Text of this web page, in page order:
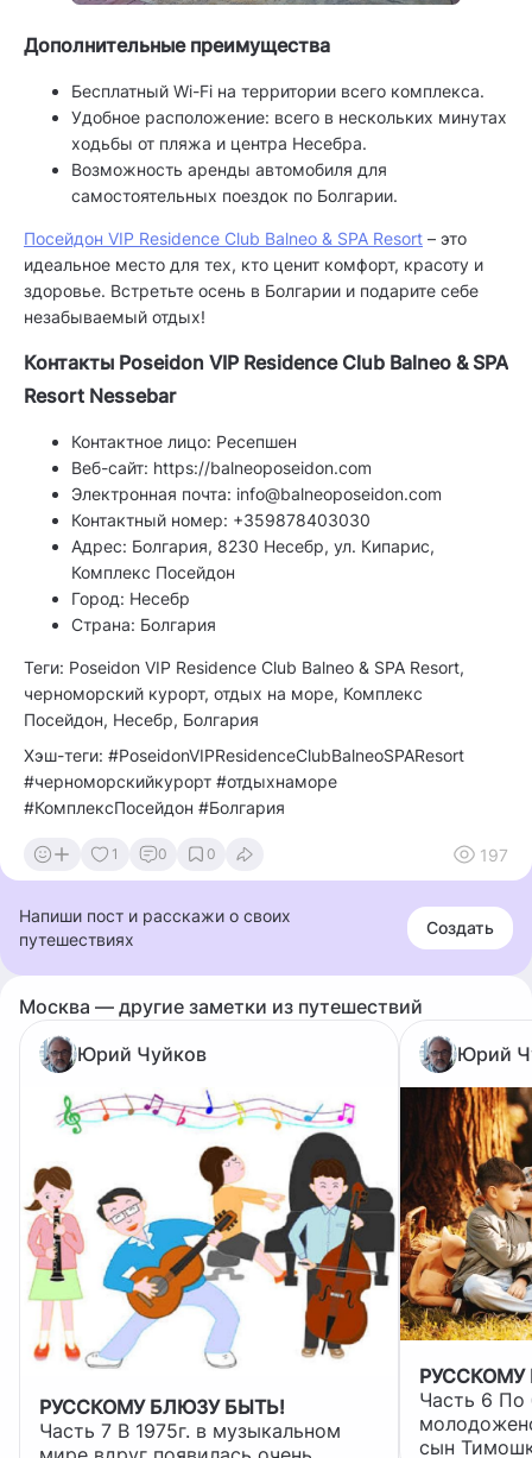
Дополнительные преимущества
Бесплатный Wi-Fi на территории всего комплекса.
Удобное расположение: всего в нескольких минутах
ходьбы от пляжа и центра Несебра.
Возможность аренды автомобиля для
самостоятельных поездок по Болгарии.
Посейдон VIP Residence Club Balneo & SPA Resort – это
идеальное место для тех, кто ценит комфорт, красоту и
здоровье. Встретьте осень в Болгарии и подарите себе
незабываемый отдых!
Контакты Poseidon VIP Residence Club Balneo & SPA
Resort Nessebar
Контактное лицо: Ресепшен
Веб-сайт: https://balneoposeidon.com
Электронная почта: info@balneoposeidon.com
Контактный номер: +359878403030
Адрес: Болгария, 8230 Несебр, ул. Кипарис,
Комплекс Посейдон
Город: Несебр
Страна: Болгария
Теги: Poseidon VIP Residence Club Balneo & SPA Resort,
черноморский курорт, отдых на море, Комплекс
Посейдон, Несебр, Болгария
Хэш-теги: #PoseidonVIPResidenceClubBalneoSPAResort
#черноморскийкурорт #отдыхнаморе
#КомплексПосейдон #Болгария
1 0 0 197
Напиши пост и расскажи о своих
путешествиях
Создать
Москва — другие заметки из путешествий
Юрий Чуйков
РУССКОМУ БЛЮЗУ БЫТЬ!
Часть 7 В 1975г. в музыкальном
Юрий
Часть 6 По большой любви у
сын